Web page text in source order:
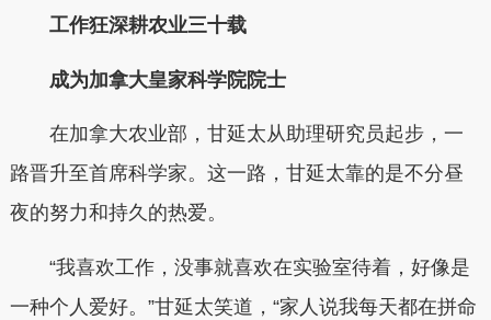
工作狂深耕农业三十载
成为加拿大皇家科学院院士
在加拿大农业部，甘延太从助理研究员起步，一
路晋升至首席科学家。这一路，甘延太靠的是不分昼
夜的努力和持久的热爱。
“我喜欢工作，没事就喜欢在实验室待着，好像是
一种个人爱好。”甘延太笑道，“家人说我每天都在拼命